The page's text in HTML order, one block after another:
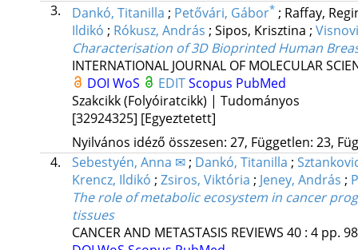
3.
Dankó, Titanilla ; Petővári, Gábor* ; Raffay,
Ildikó ; Rókusz, András ; Sipos, Krisztina ;
Characterisation of 3D Bioprinted Human
INTERNATIONAL JOURNAL OF MOLECULAR
DOI WoS EDITScopus PubMed
Szakcikk (Folyóiratcikk) | Tudományos
[32924325] [Egyeztetett]
Nyilvános idéző összesen: 27, Független: 23,
4.
Sebestyén, Anna ✉ ; Dankó, Titanilla ;
Krencz, Ildikó ; Zsiros, Viktória ; Jeney, András ;
The role of metabolic ecosystem in cancer
tissues
CANCER AND METASTASIS REVIEWS 40: 4 pp.